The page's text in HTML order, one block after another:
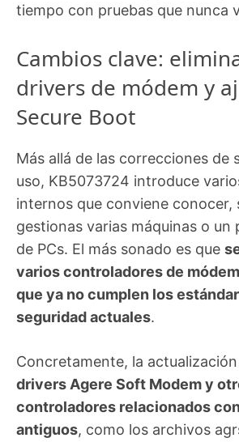
tiempo con pruebas que nunca
Cambios clave:
drivers de módem y
Secure Boot
Más allá de las correcciones de
uso, KB5073724 introduce
internos que conviene conocer,
gestionas varias máquinas o un
de PCs. El más sonado es que
varios controladores de
que ya no cumplen los
seguridad actuales.
Concretamente, la actualización
drivers Agere Soft Modem y
controladores relacionados
antiguos, como los archivos